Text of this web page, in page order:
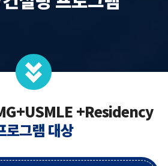
+Residency
로그램 대상